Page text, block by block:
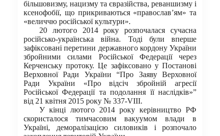
більшовизму, нацизму та євразійства, реваншизму і
ксенофобії, що прикриваються «православ’ям» та
«величчю російської культури».
20 лютого 2014 року розпочалася сучасна
російсько-українська війна. Тоді були вперше
зафіксовані перетини державного кордону України
збройними силами Російської Федерації через
Керченську протоку. Це зафіксовано у Постанові
Верховної Ради України “Про Заяву Верховної
Ради України «Про відсіч збройній агресії
Російської Федерації та подолання її наслідків»”
від 21 квітня 2015 року № 337-VIII.
У кінці лютого 2014 року керівництво РФ
скористалося тимчасовим вакуумом влади в
Україні, деморалізацією силовиків і розпочало